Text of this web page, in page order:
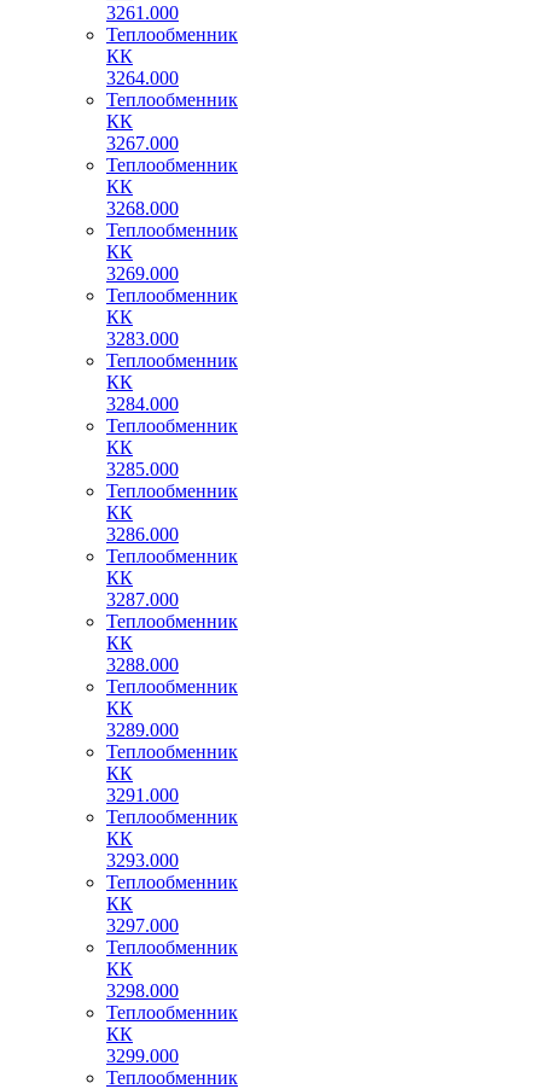
3261.000
Теплообменник
КК
3264.000
Теплообменник
КК
3267.000
Теплообменник
КК
3268.000
Теплообменник
КК
3269.000
Теплообменник
КК
3283.000
Теплообменник
КК
3284.000
Теплообменник
КК
3285.000
Теплообменник
КК
3286.000
Теплообменник
КК
3287.000
Теплообменник
КК
3288.000
Теплообменник
КК
3289.000
Теплообменник
КК
3291.000
Теплообменник
КК
3293.000
Теплообменник
КК
3297.000
Теплообменник
КК
3298.000
Теплообменник
КК
3299.000
Теплообменник